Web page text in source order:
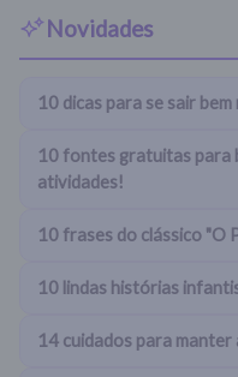
Novidades
10 dicas para se sair
10 fontes gratuitas para
atividades!
10 frases do clássico "O
10 lindas histórias
14 cuidados para manter